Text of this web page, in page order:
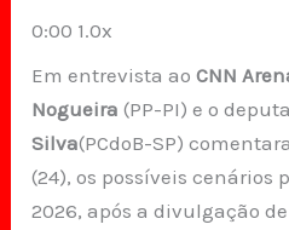
0:00 1.0x
Em entrevista aoCNN
Nogueira (PP-PI) e o
Silva(PCdoB-SP)
(24), os possíveis cenários
2026, após a divulgação